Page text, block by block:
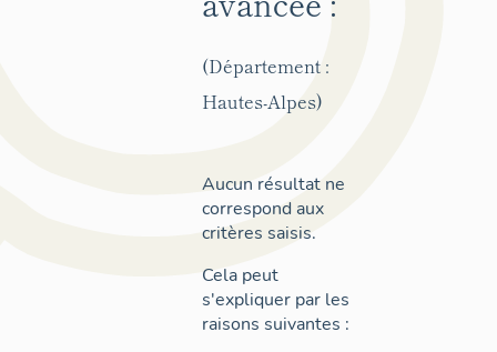
(Département :
Hautes-Alpes)
Aucun résultat ne
correspond aux
critères saisis.
Cela peut
s'expliquer par les
raisons suivantes :